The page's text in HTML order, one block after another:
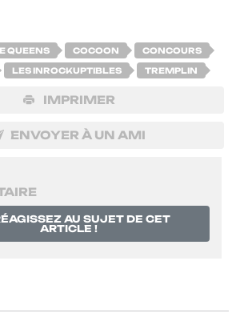
QUEENS COCOON CONCOURS
LES INROCKUPTIBLES TREMPLIN
IMPRIMER
ENVOYER À UN AMI
AU SUJET DE CET
ARTICLE !